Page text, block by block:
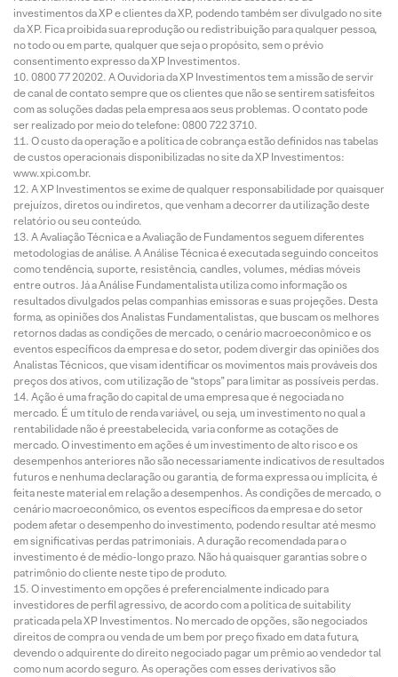
investimentos da XP e clientes da XP, podendo também ser divulgado no site
da XP. Fica proibida sua reprodução ou redistribuição para qualquer pessoa,
no todo ou em parte, qualquer que seja o propósito, sem o prévio
consentimento expresso da XP Investimentos.
0800 77 20202. A Ouvidoria da XP Investimentos tem a missão de servir
de canal de contato sempre que os clientes que não se sentirem satisfeitos
com as soluções dadas pela empresa aos seus problemas. O contato pode
ser realizado por meio do telefone: 0800 722 3710.
O custo da operação e a política de cobrança estão definidos nas tabelas
de custos operacionais disponibilizadas no site da XP Investimentos:
www.xpi.com.br.
A XP Investimentos se exime de qualquer responsabilidade por quaisquer
prejuízos, diretos ou indiretos, que venham a decorrer da utilização deste
relatório ou seu conteúdo.
A Avaliação Técnica e a Avaliação de Fundamentos seguem diferentes
metodologias de análise. A Análise Técnica é executada seguindo conceitos
como tendência, suporte, resistência, candles, volumes, médias móveis
entre outros. Já a Análise Fundamentalista utiliza como informação os
resultados divulgados pelas companhias emissoras e suas projeções. Desta
forma, as opiniões dos Analistas Fundamentalistas, que buscam os melhores
retornos dadas as condições de mercado, o cenário macroeconômico e os
eventos específicos da empresa e do setor, podem divergir das opiniões dos
Analistas Técnicos, que visam identificar os movimentos mais prováveis dos
preços dos ativos, com utilização de “stops” para limitar as possíveis perdas.
Ação é uma fração do capital de uma empresa que é negociada no
mercado. É um título de renda variável, ou seja, um investimento no qual a
rentabilidade não é preestabelecida, varia conforme as cotações de
mercado. O investimento em ações é um investimento de alto risco e os
desempenhos anteriores não são necessariamente indicativos de resultados
futuros e nenhuma declaração ou garantia, de forma expressa ou implícita, é
feita neste material em relação a desempenhos. As condições de mercado, o
cenário macroeconômico, os eventos específicos da empresa e do setor
podem afetar o desempenho do investimento, podendo resultar até mesmo
em significativas perdas patrimoniais. A duração recomendada para o
investimento é de médio-longo prazo. Não há quaisquer garantias sobre o
patrimônio do cliente neste tipo de produto.
O investimento em opções é preferencialmente indicado para
investidores de perfil agressivo, de acordo com a política de suitability
praticada pela XP Investimentos. No mercado de opções, são negociados
direitos de compra ou venda de um bem por preço fixado em data futura,
devendo o adquirente do direito negociado pagar um prêmio ao vendedor tal
como num acordo seguro. As operações com esses derivativos são